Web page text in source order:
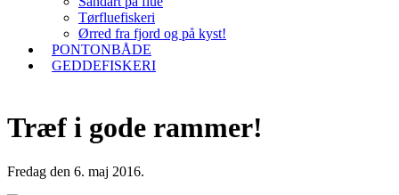
Tørfluefiskeri
Ørred fra fjord og på kyst!
PONTONBÅDE
GEDDEFISKERI
Træf i gode rammer!
Fredag den 6. maj 2016.